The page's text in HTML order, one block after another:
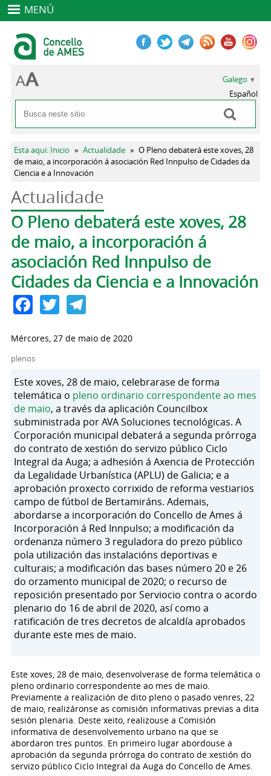
MENÚ
Formulario de busca
Buscar
Galego
Español
Vostede está aquí
Esta aqui: Inicio » Actualidade » O Pleno debaterá este xoves, 28
de maio, a incorporación á asociación Red Innpulso de Cidades da
Ciencia e a Innovación
Actualidade
Pestanas principais
O Pleno debaterá este xoves, 28
de maio, a incorporación á
asociación Red Innpulso de
Cidades da Ciencia e a Innovación
Facebook
TwitterTelegram
Mércores, 27 de maio de 2020
plenos
Este xoves, 28 de maio, celebrarase de forma
telemática o pleno ordinario correspondente ao mes
de maio, a través da aplicación Councilbox
subministrada por AVA Soluciones tecnológicas. A
Corporación municipal debaterá a segunda prórroga
do contrato de xestión do servizo público Ciclo
Integral da Auga; a adhesión á Axencia de Protección
da Legalidade Urbanística (APLU) de Galicia; e a
aprobación proxecto corrixido de reforma vestiarios
campo de fútbol de Bertamiráns. Ademais,
abordarse a incorporación do Concello de Ames á
Incorporación á Red Innpulso; a modificación da
ordenanza número 3 reguladora do prezo público
pola utilización das instalacións deportivas e
culturais; a modificación das bases número 20 e 26
do orzamento municipal de 2020; o recurso de
reposición presentado por Serviocio contra o acordo
plenario do 16 de abril de 2020, así como a
ratificación de tres decretos de alcaldía aprobados
durante este mes de maio.
Este xoves, 28 de maio, desenvolverase de forma telemática o
pleno ordinario correspondente ao mes de maio.
Previamente a realización de dito pleno o pasado venres, 22
de maio, realizáronse as comisión informativas previas a dita
sesión plenaria. Deste xeito, realizouse a Comisión
informativa de desenvolvemento urbano na que se
abordaron tres puntos. En primeiro lugar abordouse a
aprobación da segunda prórroga do contrato de xestión do
servizo público Ciclo Integral da Auga do Concello de Ames.